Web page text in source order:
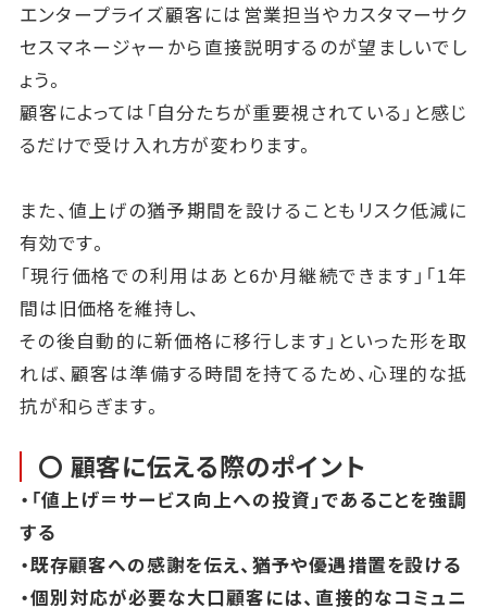
エンタープライズ顧客には営業担当やカスタマーサク
セスマネージャーから直接説明するのが望ましいでし
ょう。
顧客によっては「自分たちが重要視されている」と感じ
るだけで受け入れ方が変わります。
また、値上げの猶予期間を設けることもリスク低減に
有効です。
「現行価格での利用はあと6か月継続できます」「1年
間は旧価格を維持し、
その後自動的に新価格に移行します」といった形を取
れば、顧客は準備する時間を持てるため、心理的な抵
抗が和らぎます。
〇 顧客に伝える際のポイント
・「値上げ＝サービス向上への投資」であることを強調
する
・既存顧客への感謝を伝え、猶予や優遇措置を設ける
・個別対応が必要な大口顧客には、直接的なコミュニ